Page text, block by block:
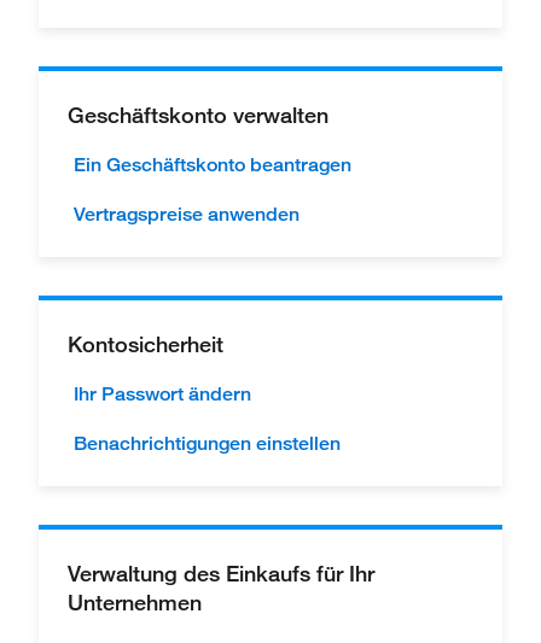
Geschäftskonto verwalten
Ein Geschäftskonto beantragen
Vertragspreise anwenden
Kontosicherheit
Ihr Passwort ändern
Benachrichtigungen einstellen
Verwaltung des Einkaufs für Ihr
Unternehmen